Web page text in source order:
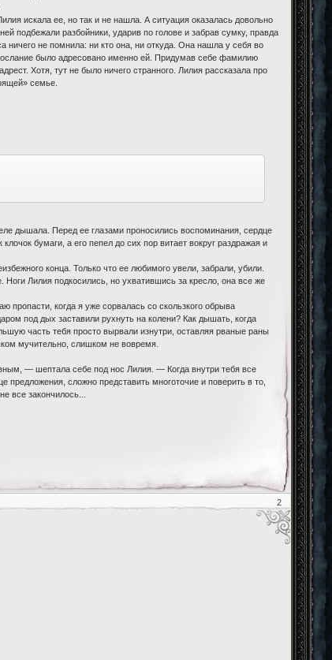
искала ее, но так и не нашла. А ситуация оказалась довольно
подбежали разбойники, ударив по голове и забрав сумку, правда
не помнила: ни кто она, ни откуда. Она нашла у себя во
было адресовано именно ей. Придумав себе фамилию
Хотя, тут не было ничего странного. Лилия рассказала про
семье.
дышала. Перед ее глазами проносились воспоминания, сердце
бумаги, а его пепел до сих пор витает вокруг раздражая и
конца. Только что ее любимого увели, забрали, убили.
Лилия подкосились, но ухватившись за кресло, она все же
пропасти, когда я уже сорвалась со скользкого обрыва
под дых заставили рухнуть на колени? Как дышать, когда
часть тебя просто вырвали изнутри, оставляя рваные раны
мучительно, слишком не вовремя.
— шептала себе под нос Лилия. — Когда внутри тебя все
предложения, сложно представить многоточие и поверить в то,
все закончилось...
2